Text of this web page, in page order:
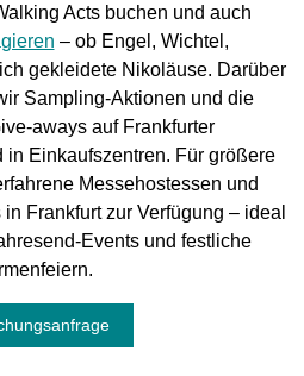
Acts buchen und auch
– ob Engel, Wichtel,
gekleidete Nikoläuse. Darüber
Sampling-Aktionen und die
aways auf Frankfurter
in Einkaufszentren. Für größere
Messehostessen und
Frankfurt zur Verfügung – ideal
Events und festliche